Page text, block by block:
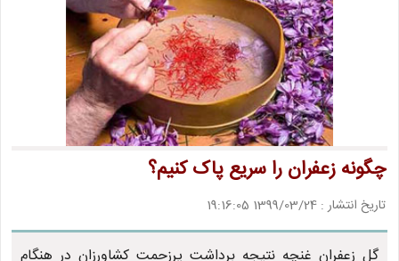
چگونه زعفران را سریع پاک کنیم؟
تاریخ انتشار : 1399/03/24 19:16:05
گل زعفران غنچه نتیجه برداشت پرزحمت کشاورزان در هنگام